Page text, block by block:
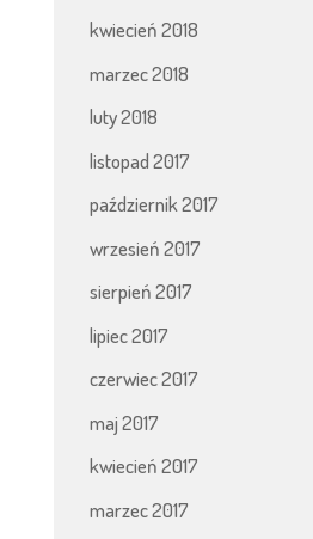
kwiecień 2018
marzec 2018
luty 2018
listopad 2017
październik 2017
wrzesień 2017
sierpień 2017
lipiec 2017
czerwiec 2017
maj 2017
kwiecień 2017
marzec 2017